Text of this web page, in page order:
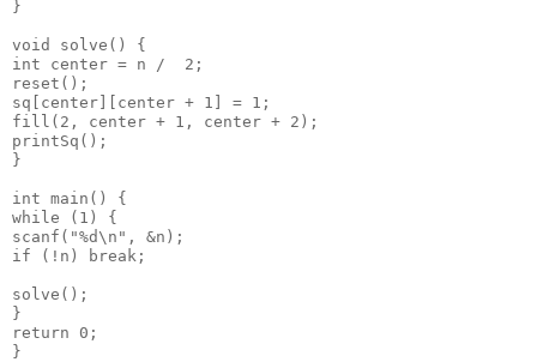
}
void
solve() {
int center = n / 2 ;
reset();
sq[center][center + 1 ] = 1 ;
fill( 2 , center + 1 , center + 2 );
printSq();
}
int main() {
while ( 1 ) {
scanf( "%d\n " , &n);
if (!n) break ;
solve();
}
return
0 ;
}